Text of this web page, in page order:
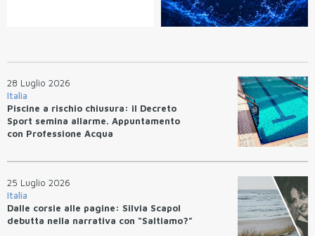
28 Luglio 2026
Italia
Piscine a rischio chiusura: il Decreto
Sport semina allarme. Appuntamento
con Professione Acqua
25 Luglio 2026
Italia
Dalle corsie alle pagine: Silvia Scapol
debutta nella narrativa con “Saltiamo?”